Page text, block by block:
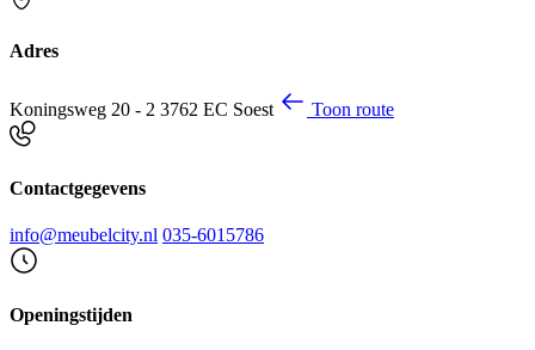
Adres
Koningsweg 20 - 2 3762 EC Soest Toon route
Contactgegevens
info@meubelcity.nl 035-6015786
Openingstijden